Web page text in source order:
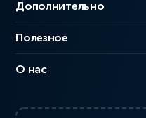
Дополнительно
Полезное
О нас